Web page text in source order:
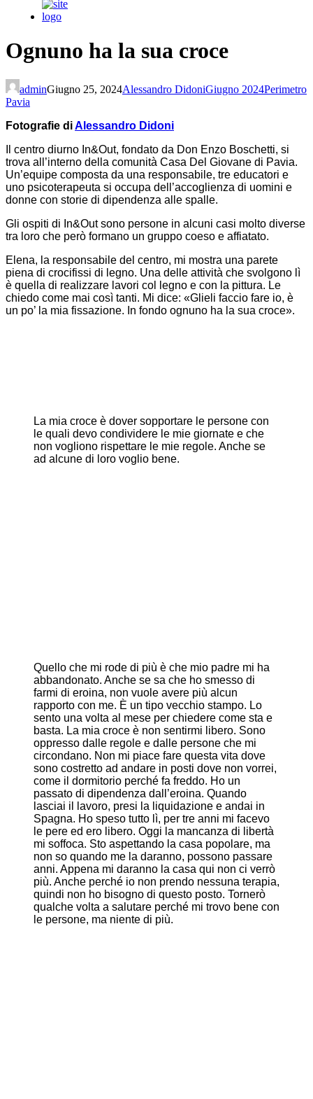
Ognuno ha la sua croce
adminGiugno 25, 2024Alessandro DidoniGiugno 2024Perimetro
Pavia
Fotografie diAlessandro Didoni
Il centro diurno In&Out, fondato da Don Enzo Boschetti, si
trova all’interno della comunità Casa Del Giovane di Pavia.
Un’equipe composta da una responsabile, tre educatori e
uno psicoterapeuta si occupa dell’accoglienza di uomini e
donne con storie di dipendenza alle spalle.
Gli ospiti di In&Out sono persone in alcuni casi molto diverse
tra loro che però formano un gruppo coeso e affiatato.
Elena, la responsabile del centro, mi mostra una parete
piena di crocifissi di legno. Una delle attività che svolgono lì
è quella di realizzare lavori col legno e con la pittura. Le
chiedo come mai così tanti. Mi dice: «Glieli faccio fare io, è
un po’ la mia fissazione. In fondo ognuno ha la sua croce».
La mia croce è dover sopportare le persone con
le quali devo condividere le mie giornate e che
non vogliono rispettare le mie regole. Anche se
ad alcune di loro voglio bene.
Quello che mi rode di più è che mio padre mi ha
abbandonato. Anche se sa che ho smesso di
farmi di eroina, non vuole avere più alcun
rapporto con me. È un tipo vecchio stampo. Lo
sento una volta al mese per chiedere come sta e
basta. La mia croce è non sentirmi libero. Sono
oppresso dalle regole e dalle persone che mi
circondano. Non mi piace fare questa vita dove
sono costretto ad andare in posti dove non vorrei,
come il dormitorio perché fa freddo. Ho un
passato di dipendenza dall’eroina. Quando
lasciai il lavoro, presi la liquidazione e andai in
Spagna. Ho speso tutto lì, per tre anni mi facevo
le pere ed ero libero. Oggi la mancanza di libertà
mi soffoca. Sto aspettando la casa popolare, ma
non so quando me la daranno, possono passare
anni. Appena mi daranno la casa qui non ci verrò
più. Anche perché io non prendo nessuna terapia,
quindi non ho bisogno di questo posto. Tornerò
qualche volta a salutare perché mi trovo bene con
le persone, ma niente di più.